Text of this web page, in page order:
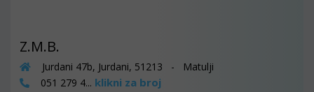
Z.M.B.
Jurdani 47b, Jurdani, 51213 - Matulji
051 279 4... klikni za broj